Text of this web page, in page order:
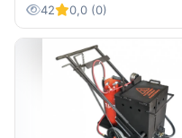
42 0,0 (0)